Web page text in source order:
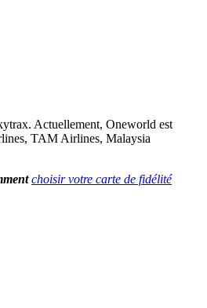
Actuellement, Oneworld est
TAM Airlines, Malaysia
choisir votre carte de fidélité